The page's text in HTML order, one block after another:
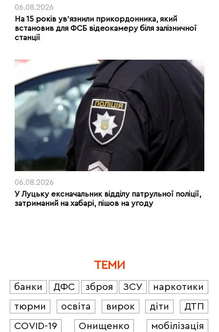
06.08.2026
На 15 років увʼязнили прикордонника, який
встановив для ФСБ відеокамеру біля залізничної
станції
06.08.2026
У Луцьку ексначальник відділу патрульної поліції,
затриманий на хабарі, пішов на угоду
ТЕМИ
банки ДФС зброя ЗСУ
наркотики
тюрми
освіта вирок діти
ДТП
COVID-19
Онищенко
мобілізація